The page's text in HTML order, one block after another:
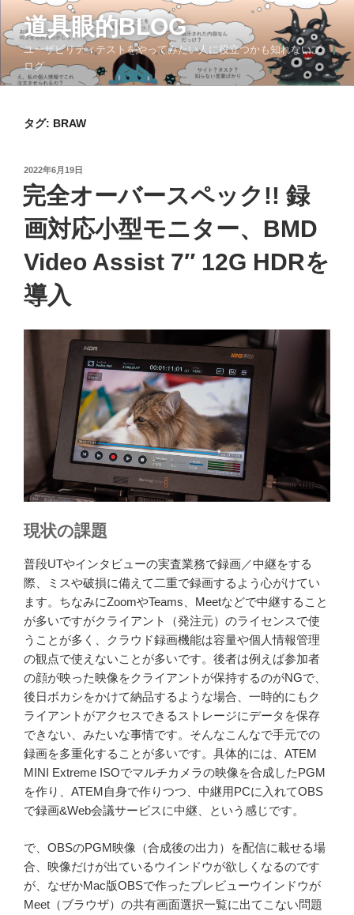
ン
テ
ツ
道具眼的BLOG
ユーザビリティテストをやってみたい人に役立つかも知れないブ
ログ
タグ: BRAW
投
稿
日:
2022年6月19日
完全オーバースペック!! 録
画対応小型モニター、BMD
Video Assist 7″ 12G HDRを
導入
現状の課題
普段UTやインタビューの実査業務で録画／中継をする
際、ミスや破損に備えて二重で録画するよう心がけてい
ます。ちなみにZoomやTeams、Meetなどで中継すること
が多いですがクライアント（発注元）のライセンスで使
うことが多く、クラウド録画機能は容量や個人情報管理
の観点で使えないことが多いです。後者は例えば参加者
の顔が映った映像をクライアントが保持するのがNGで、
後日ボカシをかけて納品するような場合、一時的にもク
ライアントがアクセスできるストレージにデータを保存
できない、みたいな事情です。そんなこんなで手元での
録画を多重化することが多いです。具体的には、ATEM
MINI Extreme ISOでマルチカメラの映像を合成したPGM
を作り、ATEM自身で作りつつ、中継用PCに入れてOBS
で録画&Web会議サービスに中継、という感じです。
で、OBSのPGM映像（合成後の出力）を配信に載せる場
合、映像だけが出ているウインドウが欲しくなるのです
が、なぜかMac版OBSで作ったプレビューウインドウが
Meet（ブラウザ）の共有画面選択一覧に出てこない問題